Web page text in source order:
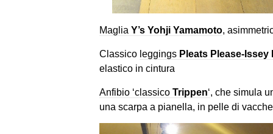
Maglia Y’s Yohji Yamamoto,
Classico leggings Pleats Please-Issey
elastico in cintura
Anfibio ‘classico Trippen‘, che simula
una scarpa a pianella, in pelle di